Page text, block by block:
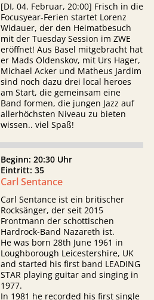
[DI, 04. Februar, 20:00] Frisch in die
Focusyear-Ferien startet Lorenz
Widauer, der den Heimatbesuch
mit der Tuesday Session im ZWE
eröffnet! Aus Basel mitgebracht hat
er Mads Oldenskov, mit Urs Hager,
Michael Acker und Matheus Jardim
sind noch dazu drei local heroes
am Start, die gemeinsam eine
Band formen, die jungen Jazz auf
allerhöchsten Niveau zu bieten
wissen.. viel Spaß!
Beginn: 20:30 Uhr
Eintritt: 35
Carl Sentance
Carl Sentance ist ein britischer
Rocksänger, der seit 2015
Frontmann der schottischen
Hardrock-Band Nazareth ist.
He was born 28th June 1961 in
Loughborough Leicestershire, UK
and started his first band LEADING
STAR playing guitar and singing in
1977.
In 1981 he recorded his first single